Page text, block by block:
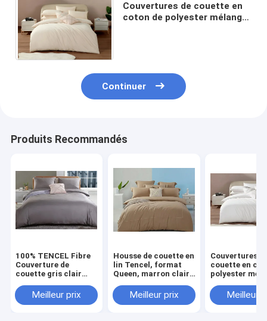
Ensemble d'édredon
Ensemble de couverture de couette
Couverture de lit
Rideau de douche
literie d'hôtel
La literie des enfants
Ensemble de couettes
Couverture d'oreiller
Couvertures de couette en
coton de polyester mélangé
Continuer
Produits Recommandés
100% TENCEL Fibre
Couverture de
couette gris clair
Meilleur prix
Housse de couette en
lin Tencel, format
Queen, marron clair,
Meilleur prix
Couvertures
couette en
polyester
couette de
queen
Meilleur